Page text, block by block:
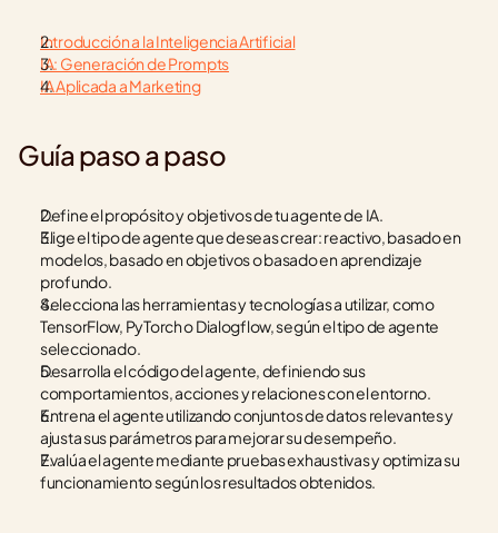
Introducción a la Inteligencia Artificial
IA: Generación de Prompts
IA Aplicada a Marketing
Guía paso a paso
Define el propósito y objetivos de tu agente de IA.
Elige el tipo de agente que deseas crear: reactivo, basado en
modelos, basado en objetivos o basado en aprendizaje
profundo.
Selecciona las herramientas y tecnologías a utilizar, como
TensorFlow, PyTorch o Dialogflow, según el tipo de agente
seleccionado.
Desarrolla el código del agente, definiendo sus
comportamientos, acciones y relaciones con el entorno.
Entrena el agente utilizando conjuntos de datos relevantes y
ajusta sus parámetros para mejorar su desempeño.
Evalúa el agente mediante pruebas exhaustivas y optimiza su
funcionamiento según los resultados obtenidos.